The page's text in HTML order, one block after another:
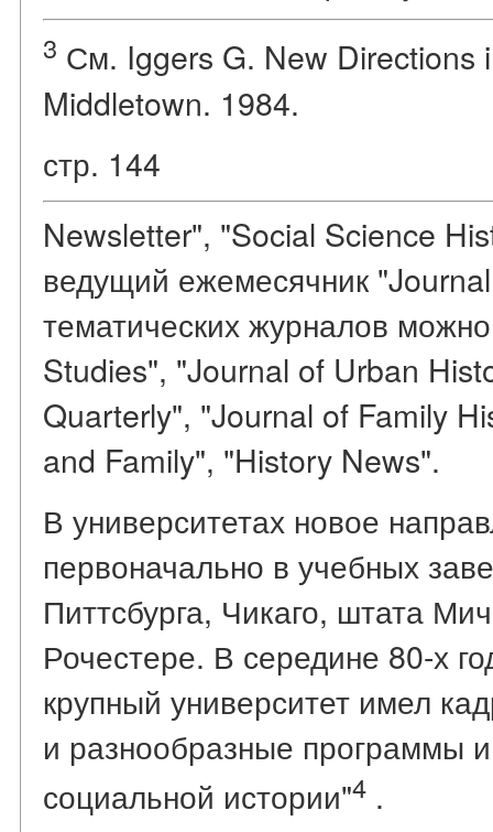
3 См. Iggers G. New Directions
Middletown. 1984.
стр. 144
Newsletter", "Social Science
ведущий ежемесячник
тематических журналов
Studies", "Journal of Urban
Quarterly", "Journal of Family
and Family", "History News".
В университетах новое
первоначально в учебных
Питтсбурга, Чикаго, штата
Рочестере. В середине 80-х
крупный университет имел
и разнообразные программы
социальной истории"4 .